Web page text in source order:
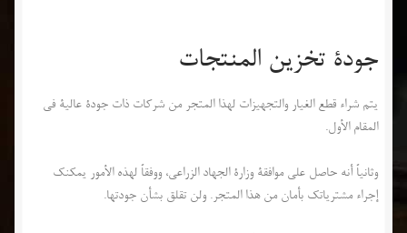
جودة تخزین المنتجات
یتم شراء قطع الغيار والتجهيزات لهذا المتجر من شركات ذات جودة عالية في
المقام الأول.
وثانياً أنه حاصل على موافقة وزارة الجهاد الزراعي، ووفقاً لهذه الأمور يمكنك
إجراء مشترياتك بأمان من هذا المتجر. ولن تقلق بشأن جودتها.